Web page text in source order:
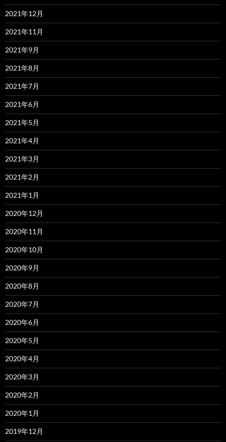
2021年12月
2021年11月
2021年9月
2021年8月
2021年7月
2021年6月
2021年5月
2021年4月
2021年3月
2021年2月
2021年1月
2020年12月
2020年11月
2020年10月
2020年9月
2020年8月
2020年7月
2020年6月
2020年5月
2020年4月
2020年3月
2020年2月
2020年1月
2019年12月